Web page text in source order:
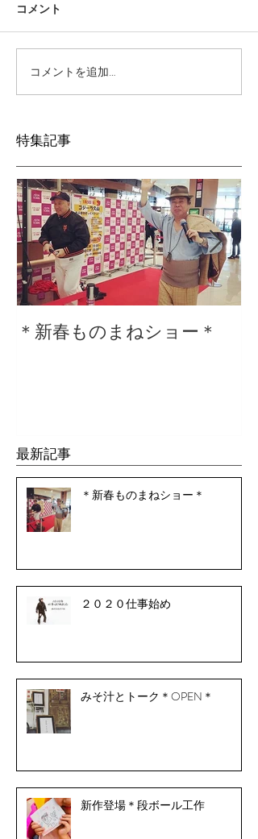
コメント
コメントを追加…
特集記事
＊新春ものまねショー＊
最新記事
＊新春ものまねショー＊
２０２０仕事始め
みそ汁とトーク＊OPEN＊
新作登場＊段ボール工作